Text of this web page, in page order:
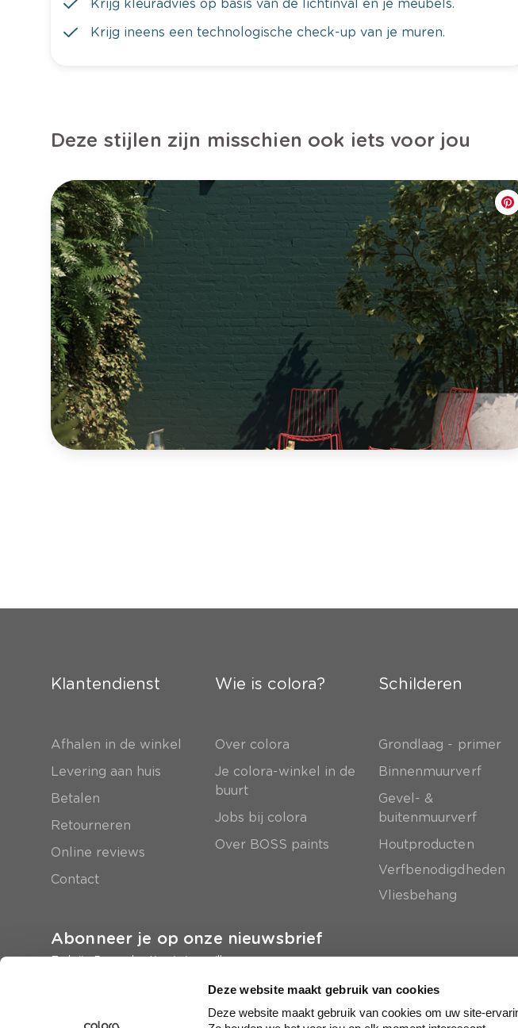
Deze website maakt gebruik van cookies
Deze website maakt gebruik van cookies om uw site-
Krijg kleuradvies op basis van de lichtinval en je meubels.
Krijg ineens een technologische check-up van je muren.
Deze stijlen zijn misschien ook iets voor jou
Klantendienst
Afhalen in de winkel
Levering aan huis
Betalen
Retourneren
Online reviews
Contact
Wie is colora?
Over colora
Je colora-winkel in de
buurt
Jobs bij colora
Over BOSS paints
Schilderen
Grondlaag - primer
Binnenmuurverf
Gevel- &
buitenmuurverf
Houtproducten
Verfbenodigdheden
Vliesbehang
Abonneer je op onze nieuwsbrief
En krijg 5 euro korting in je mailbox
Inschrijven